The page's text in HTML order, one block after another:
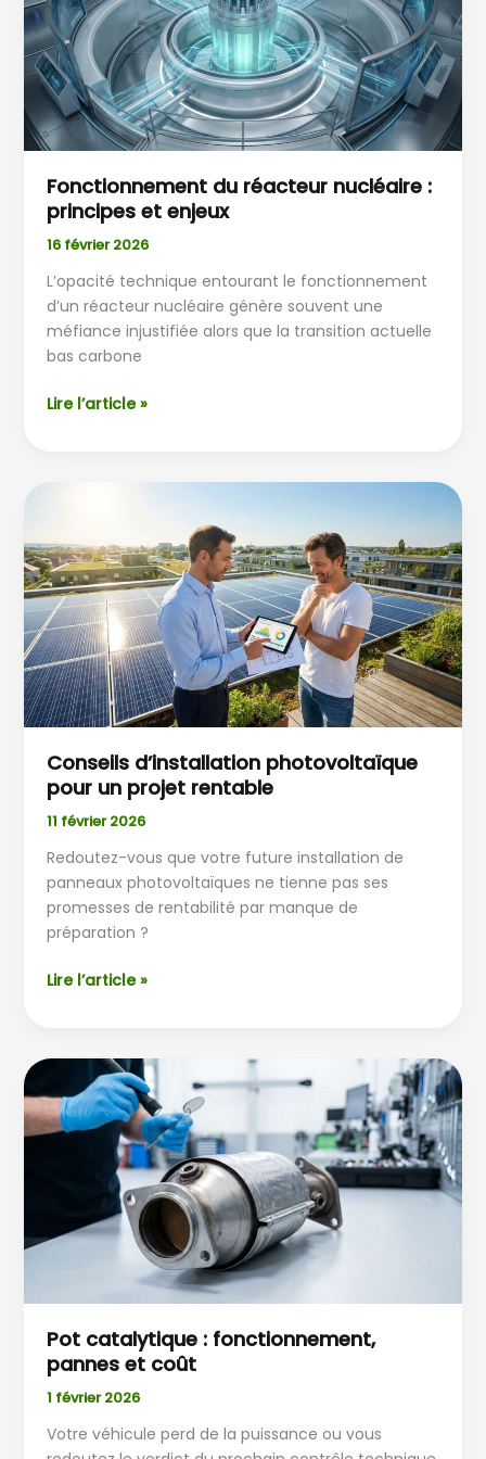
Fonctionnement du réacteur nucléaire :
principes et enjeux
16 février 2026
L’opacité technique entourant le fonctionnement
d’un réacteur nucléaire génère souvent une
méfiance injustifiée alors que la transition actuelle
bas carbone
principes
et
enjeux
Lire l’article »
Conseils d’installation photovoltaïque
pour un projet rentable
11 février 2026
Redoutez-vous que votre future installation de
panneaux photovoltaïques ne tienne pas ses
promesses de rentabilité par manque de
préparation ?
photovoltaïque
pour
un
projet
rentable
Lire l’article »
Pot catalytique : fonctionnement,
pannes et coût
1 février 2026
Votre véhicule perd de la puissance ou vous
catalytique
:
fonctionnement,